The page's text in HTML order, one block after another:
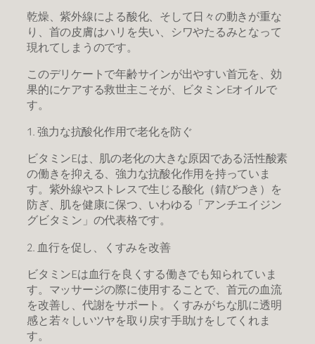
​乾燥、紫外線による酸化、そして日々の動きが重な
り、首の皮膚はハリを失い、シワやたるみとなって
現れてしまうのです。
このデリケートで年齢サインが出やすい首元を、効
果的にケアする救世主こそが、ビタミンEオイルで
す。
1. 強力な抗酸化作用で老化を防ぐ
​ビタミンEは、肌の老化の大きな原因である活性酸素
の働きを抑える、強力な抗酸化作用を持っていま
す。紫外線やストレスで生じる酸化（錆びつき）を
防ぎ、肌を健康に保つ、いわゆる「アンチエイジン
グビタミン」の代表格です。
​2. 血行を促し、くすみを改善
​ビタミンEは血行を良くする働きでも知られていま
す。マッサージの際に使用することで、首元の血流
を改善し、代謝をサポート。くすみがちな肌に透明
感と若々しいツヤを取り戻す手助けをしてくれま
す。